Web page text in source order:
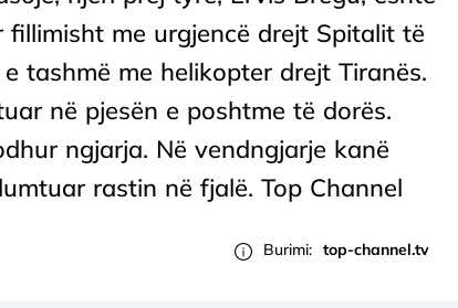
me urgjencë drejt Spitalit të
tashmë me helikopter drejt Tiranës.
në pjesën e poshtme të dorës.
ngjarja. Në vendngjarje kanë
rastin në fjalë. Top Channel
Burimi: top-channel.tv